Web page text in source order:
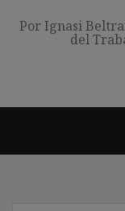
Por Ignasi
del